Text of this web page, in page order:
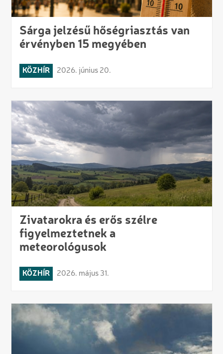
Sárga jelzésű hőségriasztás van
érvényben 15 megyében
KÖZHÍR 2026. június 20.
Zivatarokra és erős szélre
figyelmeztetnek a
meteorológusok
KÖZHÍR 2026. május 31.